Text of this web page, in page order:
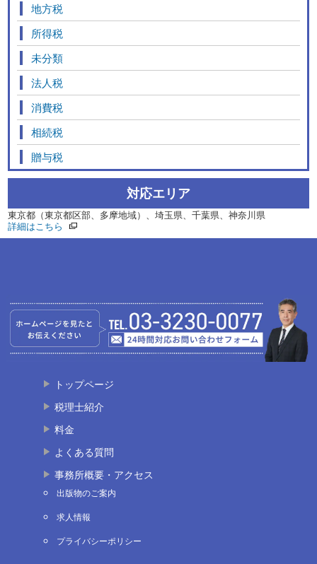
地方税
所得税
未分類
法人税
消費税
相続税
贈与税
対応エリア
東京都（東京都区部、多摩地域）、埼玉県、千葉県、神奈川県
詳細はこちら
トップページ
税理士紹介
料金
よくある質問
事務所概要・アクセス
出版物のご案内
求人情報
プライバシーポリシー